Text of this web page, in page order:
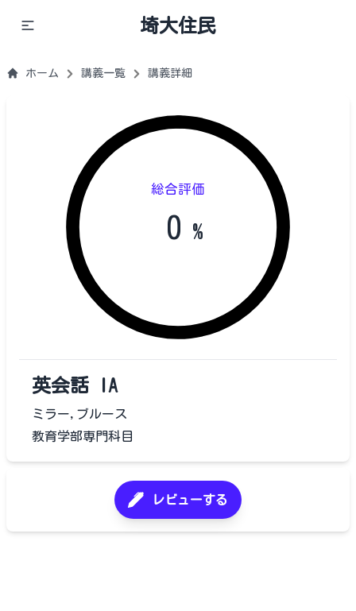
埼大住民
ホーム 講義一覧 講義詳細
総合評価
0 %
英会話 IA
ミラー,ブルース
教育学部専門科目
レビューする